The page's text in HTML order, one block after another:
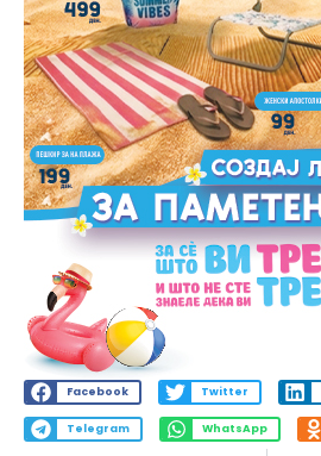
Facebook Twitter
Telegram WhatsApp